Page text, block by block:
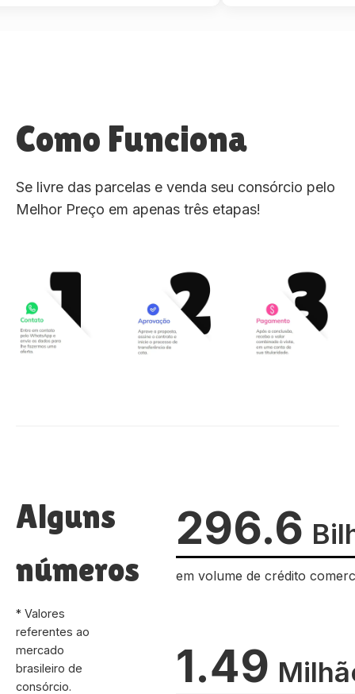
Como Funciona
Se livre das parcelas e venda seu consórcio pelo
Melhor Preço em apenas três etapas!
Alguns
números
* Valores
referentes ao
mercado
brasileiro de
consórcio.
296.6
em volume de crédito
1.49